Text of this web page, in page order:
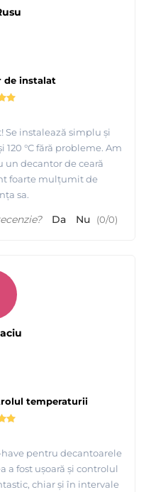
de instalat
Se instalează simplu și
°C fără probleme. Am
un decantor de ceară
foarte mulțumit de
sa.
Da Nu (0/0)
temperaturii
pentru decantoarele
a fost ușoară și controlul
chiar și în intervale